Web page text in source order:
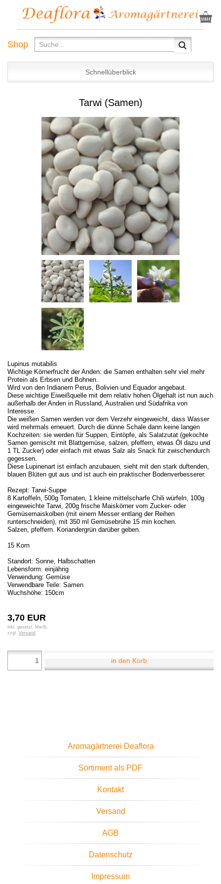
Shop
Schnellüberblick
Tarwi (Samen)
Lupinus mutabilis
Wichtige Körnerfrucht der Anden: die Samen enthalten sehr viel mehr
Protein als Erbsen und Bohnen.
Wird von den Indianern Perus, Bolivien und Equador angebaut.
Diese wichtige Eiweißquelle mit dem relativ hohen Ölgehalt ist nun auch
außerhalb der Anden in Russland, Australien und Südafrika von
Interesse.
Die weißen Samen werden vor dem Verzehr eingeweicht, dass Wasser
wird mehrmals erneuert. Durch die dünne Schale dann keine langen
Kochzeiten: sie werden für Suppen, Eintöpfe, als Salatzutat (gekochte
Samen gemischt mit Blattgemüse, salzen, pfeffern, etwas Öl dazu und
1 TL Zucker) oder einfach mit etwas Salz als Snack für zwischendurch
gegessen.
Diese Lupinenart ist einfach anzubauen, sieht mit den stark duftenden,
blauen Blüten gut aus und ist auch ein praktischer Bodenverbesserer.
Rezept: Tarwi-Suppe
8 Kartoffeln, 500g Tomaten, 1 kleine mittelscharfe Chili würfeln, 100g
eingeweichte Tarwi, 200g frische Maiskörner vom Zucker- oder
Gemüsemaiskolben (mit einem Messer entlang der Reihen
runterschneiden), mit 350 ml Gemüsebrühe 15 min kochen.
Salzen, pfeffern. Koriandergrün darüber geben.
15 Korn
Standort: Sonne, Halbschatten
Lebensform: einjährig
Verwendung: Gemüse
Verwendbare Teile: Samen
Wuchshöhe: 150cm
3,70 EUR
inkl. gesetzl. MwSt.
zzgl. Versand
in den Korb
Aromagärtnerei Deaflora
Sortiment als PDF
Kontakt
Versand
AGB
Datenschutz
Impressum